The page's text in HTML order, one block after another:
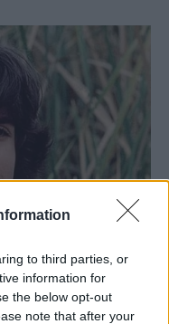
to third parties, or
information for
the below opt-out
note that after your